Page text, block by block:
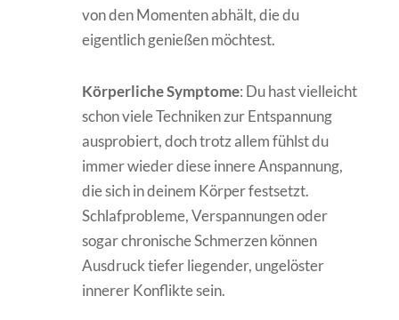
von den Momenten abhält, die du
eigentlich genießen möchtest.
Körperliche Symptome: Du hast vielleicht
schon viele Techniken zur Entspannung
ausprobiert, doch trotz allem fühlst du
immer wieder diese innere Anspannung,
die sich in deinem Körper festsetzt.
Schlafprobleme, Verspannungen oder
sogar chronische Schmerzen können
Ausdruck tiefer liegender, ungelöster
innerer Konflikte sein.